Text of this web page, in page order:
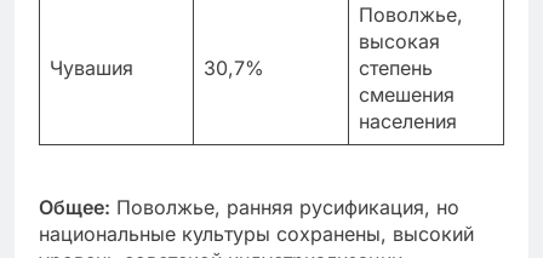
Чувашия 30,7%
Поволжье,
высокая
степень
смешения
населения
Общее: Поволжье, ранняя русификация, но
национальные культуры сохранены, высокий